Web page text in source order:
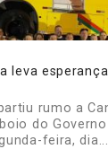
leva
rumo a
do
feira, dia...